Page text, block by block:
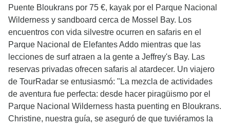
Puente Bloukrans por 75 €, kayak por el Parque Nacional
Wilderness y sandboard cerca de Mossel Bay. Los
encuentros con vida silvestre ocurren en safaris en el
Parque Nacional de Elefantes Addo mientras que las
lecciones de surf atraen a la gente a Jeffrey's Bay. Las
reservas privadas ofrecen safaris al atardecer. Un viajero
de TourRadar se entusiasmó: "La mezcla de actividades
de aventura fue perfecta: desde hacer piragüismo por el
Parque Nacional Wilderness hasta puenting en Bloukrans.
Christine, nuestra guía, se aseguró de que tuviéramos la